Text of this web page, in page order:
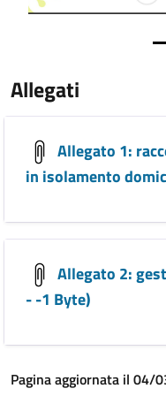
Allegati
Allegato 1:
in isolamento
Allegato 2:
- -1 Byte)
Pagina aggiornata il 04/